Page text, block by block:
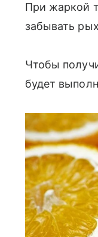
При жаркой
забывать
Чтобы
будет